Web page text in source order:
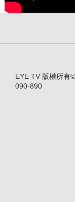
EYE TV 版權所有
090-890